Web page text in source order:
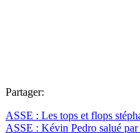
Partager:
ASSE : Les tops et flops
ASSE : Kévin Pedro salué